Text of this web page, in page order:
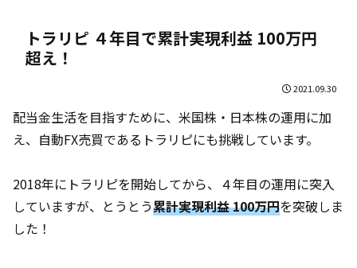
トラリピ ４年目で累計実現利益 100万円
超え！
2021.09.30
配当金生活を目指すために、米国株・日本株の運用に加
え、自動FX売買であるトラリピにも挑戦しています。
2018年にトラリピを開始してから、４年目の運用に突入
していますが、とうとう累計実現利益 100万円を突破しま
した！